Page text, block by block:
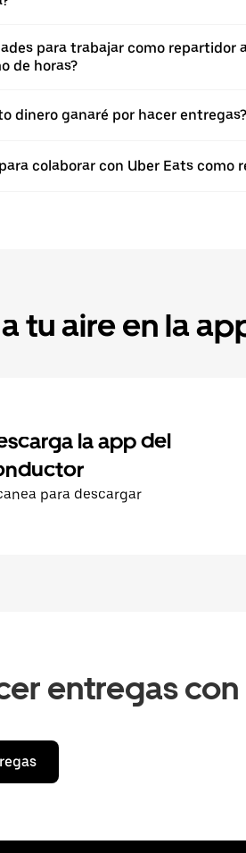
para trabajar como repartidor
de horas?
dinero ganaré por hacer entregas?
colaborar con Uber Eats como
tu aire en la
la app del
para descargar
entregas